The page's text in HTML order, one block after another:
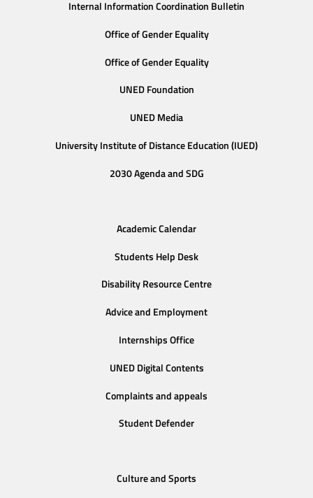
Internal Information Coordination Bulletin
Office of Gender Equality
Office of Gender Equality
UNED Foundation
UNED Media
University Institute of Distance Education (IUED)
2030 Agenda and SDG
Academic Calendar
Students Help Desk
Disability Resource Centre
Advice and Employment
Internships Office
UNED Digital Contents
Complaints and appeals
Student Defender
Culture and Sports